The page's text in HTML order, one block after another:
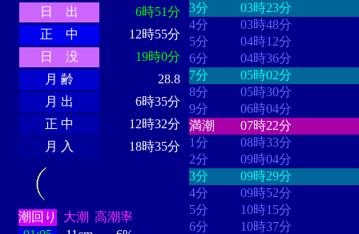
日 出
6時51分
正 中
12時55分
日 没
19時0分
月 齢
28.8
月 出
6時35分
正 中
12時32分
月 入
18時35分
潮回り 大潮 高潮率
3分
03時23分
4分
03時48分
5分
04時12分
6分
04時36分
7分
05時02分
8分
05時30分
9分
06時04分
満潮
07時22分
1分
08時33分
2分
09時04分
3分
09時29分
4分
09時52分
5分
10時15分
6分
10時37分